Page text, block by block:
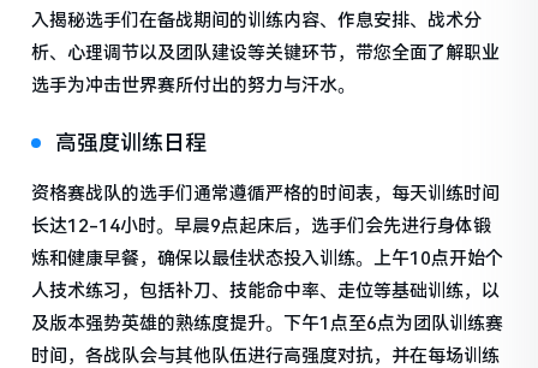
入揭秘选手们在备战期间的训练内容、作息安排、战术分
析、心理调节以及团队建设等关键环节，带您全面了解职业
选手为冲击世界赛所付出的努力与汗水。
高强度训练日程
资格赛战队的选手们通常遵循严格的时间表，每天训练时间
长达12-14小时。早晨9点起床后，选手们会先进行身体锻
炼和健康早餐，确保以最佳状态投入训练。上午10点开始个
人技术练习，包括补刀、技能命中率、走位等基础训练，以
及版本强势英雄的熟练度提升。下午1点至6点为团队训练赛
时间，各战队会与其他队伍进行高强度对抗，并在每场训练